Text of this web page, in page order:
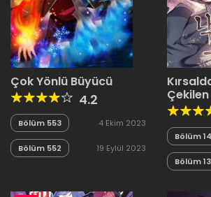
Çok Yönlü Büyücü
4.2
Bölüm 553 4 Ekim 2023
Bölüm 552 19 Eylül 2023
Bölüm
Bölüm